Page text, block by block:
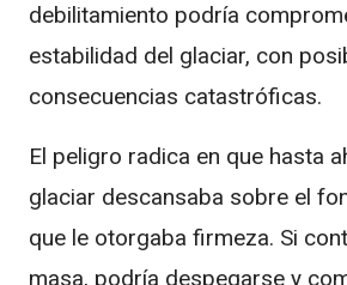
debilitamiento podría
estabilidad del glaciar, con
consecuencias catastróficas.
El peligro radica en que hasta
glaciar descansaba sobre el
que le otorgaba firmeza. Si
masa, podría despegarse y